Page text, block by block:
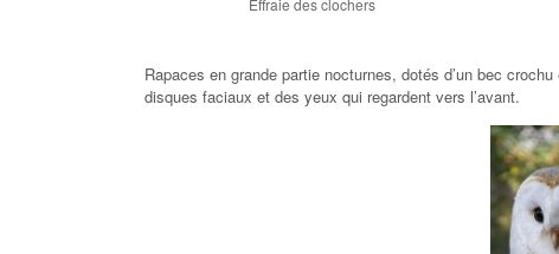
Effraie des clochers
Rapaces en grande partie nocturnes, dotés d’un bec
disques faciaux et des yeux qui regardent vers l’avant.
PAUL